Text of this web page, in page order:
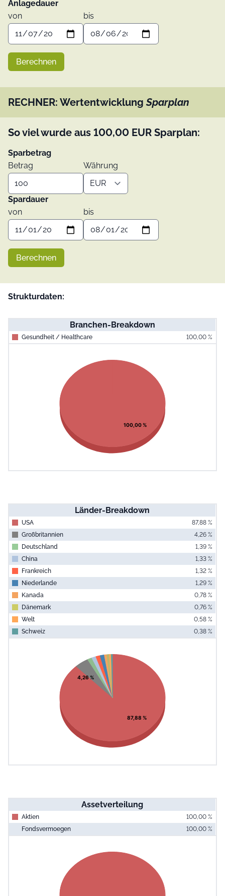
Anlagedauer
von
bis
Berechnen
RECHNER: WertentwicklungSparplan
So viel wurde aus 100,00 EUR Sparplan:
Sparbetrag
Betrag
Währung
Spardauer
von
bis
Berechnen
Strukturdaten:
Branchen-Breakdown
Gesundheit / Healthcare 100,00 %
Pie chart with 1 slice.
View as data table, Chart
100,00 %
Länder-Breakdown
USA
87,88 %
Großbritannien
4,26 %
Deutschland
1,39 %
China
1,33 %
Frankreich
1,32 %
Niederlande
1,29 %
Kanada
0,78 %
Dänemark
0,76 %
Welt
0,58 %
Schweiz
0,38 %
Pie chart with 10 slices.
View as data table, Chart
87,88 %
4,26 %
Assetverteilung
Aktien
100,00 %
Fondsvermoegen
100,00 %
Pie chart with 1 slice.
View as data table, Chart